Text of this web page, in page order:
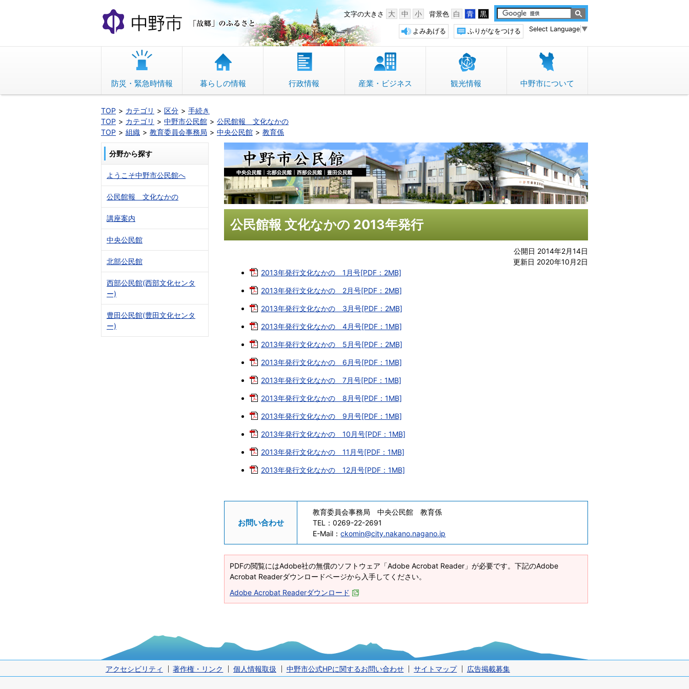
文
へ
動
中野市 「故郷」のふるさと 背景色 白 青 黒
文字の大きさ 大 中 小
Select Language ▼
ふりがなをつける
よみあげる
防災・緊急時情報 暮らしの情報 行政情報 産業・ビジネス 観光情報 中野市について
TOP カテゴリ 区分
手続き
TOP
カテゴリ 中野市公民館
公民館報 文化なかの
TOP
組織 教育委員会事務局 中央公民館 教育係
公民館報 文化なかの 2013年発行
公開日 2014年2月14日
更新日 2020年10月2日
2013年発行文化なかの 1月号[PDF：2MB]
2013年発行文化なかの 2月号[PDF：2MB]
2013年発行文化なかの 3月号[PDF：2MB]
2013年発行文化なかの 4月号[PDF：1MB]
2013年発行文化なかの 5月号[PDF：2MB]
2013年発行文化なかの 6月号[PDF：1MB]
2013年発行文化なかの 7月号[PDF：1MB]
2013年発行文化なかの 8月号[PDF：1MB]
2013年発行文化なかの 9月号[PDF：1MB]
2013年発行文化なかの 10月号[PDF：1MB]
2013年発行文化なかの 11月号[PDF：1MB]
2013年発行文化なかの 12月号[PDF：1MB]
お問い合わせ
教育委員会事務局 中央公民館 教育係
TEL：0269-22-2691
E-Mail：ckomin@city.nakano.nagano.jp
PDFの閲覧にはAdobe社の無償のソフトウェア「Adobe Acrobat Reader」が必要です。下記のAdobe
Acrobat Readerダウンロードページから入手してください。
Adobe Acrobat Readerダウンロード
分野から探す
ようこそ中野市公民館へ
公民館報 文化なかの
講座案内
中央公民館
北部公民館
西部公民館(西部文化センタ
ー)
豊田公民館(豊田文化センタ
ー)
アクセシビリティ 著作権・リンク 個人情報取扱 中野市公式HPに関するお問い合わせ サイトマップ 広告掲載募集